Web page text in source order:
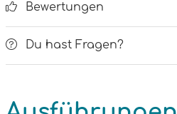
Bewertungen
Du hast Fragen?